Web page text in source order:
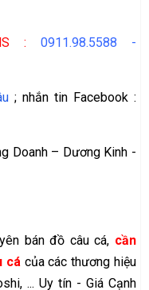
:0911.98.5588 -
; nhắn tin Facebook :
Doanh – Dương Kinh -
bán đồ câu cá, cần
cá của các thương hiệu
... Uy tín - Giá Cạnh